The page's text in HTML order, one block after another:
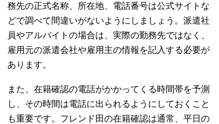
務先の正式名称、所在地、電話番号は公式サイトな
どで調べて間違いがないようにしましょう。派遣社
員やアルバイトの場合は、実際の勤務先ではなく、
雇用元の派遣会社や雇用主の情報を記入する必要が
あります。
また、在籍確認の電話がかかってくる時間帯を予測
し、その時間は電話に出られるようにしておくこと
も重要です。フレンド田の在籍確認は通常、平日の